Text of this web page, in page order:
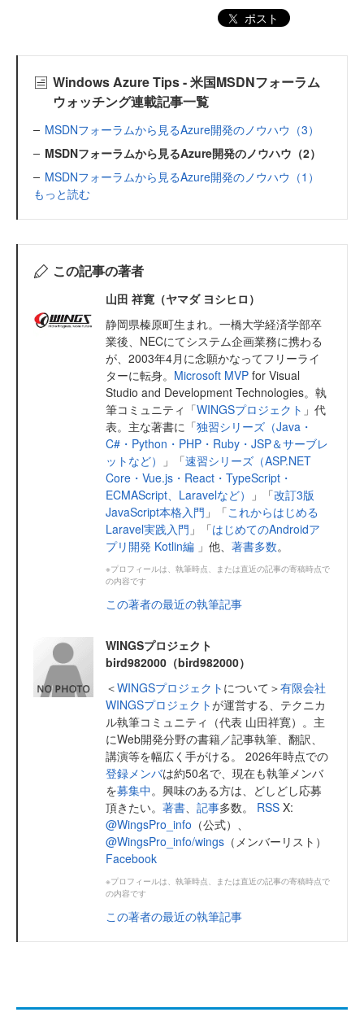
ポスト
Windows Azure Tips - 米国MSDNフォーラム
ウォッチング連載記事一覧
MSDNフォーラムから見るAzure開発のノウハウ（3）
MSDNフォーラムから見るAzure開発のノウハウ（2）
MSDNフォーラムから見るAzure開発のノウハウ（1）
もっと読む
この記事の著者
山田 祥寛（ヤマダ ヨシヒロ）
静岡県榛原町生まれ。一橋大学経済学部卒
業後、NECにてシステム企画業務に携わる
が、2003年4月に念願かなってフリーライ
ターに転身。 Microsoft MVP for Visual
Studio and Development Technologies。執
筆コミュニティ「WINGSプロジェクト 」代
表。主な著書に「独習シリーズ（Java・
C#・Python・PHP・Ruby・JSP＆サーブレ
ットなど）
」「速習シリーズ（ASP.NET
Core・Vue.js・React・TypeScript・
ECMAScript、Laravelなど）
」「改訂3版
JavaScript本格入門 」「これからはじめる
Laravel実践入門 」「はじめてのAndroidア
プリ開発 Kotlin編 」他、 著書多数。
※プロフィールは、執筆時点、または直近の記事の寄稿時点で
の内容です
この著者の最近の執筆記事
WINGSプロジェクト
bird982000（bird982000）
＜WINGSプロジェクト について＞有限会社
WINGSプロジェクトが運営する、テクニカ
ル執筆コミュニティ（代表 山田祥寛）。主
にWeb開発分野の書籍／記事執筆、翻訳、
講演等を幅広く手がける。 2026年時点での
登録メンバは約50名で、現在も執筆メンバ
を募集中。興味のある方は、どしどし応募
頂きたい。 著書、 記事多数。 RSS X:
@WingsPro_info （公式）、
@WingsPro_info/wings （メンバーリスト）
Facebook
※プロフィールは、執筆時点、または直近の記事の寄稿時点で
の内容です
この著者の最近の執筆記事